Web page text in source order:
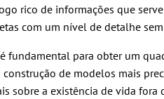
rico de informações que
com um nível de detalhe
fundamental para obter um
de modelos mais
sobre a existência de vida fora